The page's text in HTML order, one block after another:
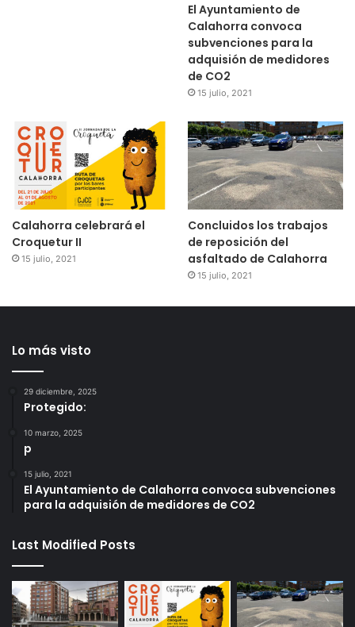
El Ayuntamiento de
Calahorra convoca
subvenciones para la
adquisión de medidores
de CO2
15 julio, 2021
Calahorra celebrará el
Croquetur II
15 julio, 2021
Concluidos los trabajos
de reposición del
asfaltado de Calahorra
15 julio, 2021
Lo más visto
29 diciembre, 2025
Protegido:
10 marzo, 2025
p
15 julio, 2021
El Ayuntamiento de Calahorra convoca subvenciones
para la adquisión de medidores de CO2
Last Modified Posts